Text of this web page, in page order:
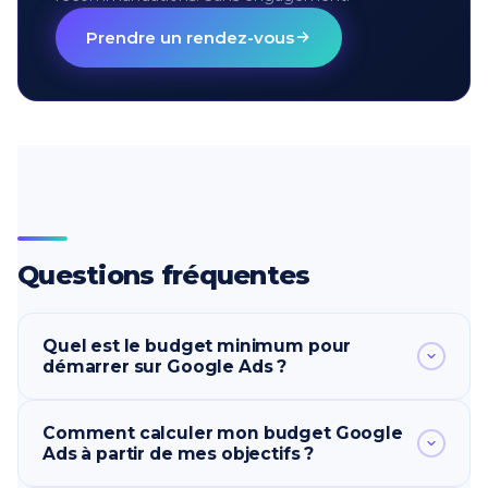
Prendre un rendez-vous
Questions fréquentes
Quel est le budget minimum pour
démarrer sur Google Ads ?
constituent le plancher pour un service local sur
un marché peu concurrentiel. En B2B de niche,
Comment calculer mon budget Google
Ads à partir de mes objectifs ?